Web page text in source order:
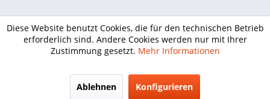
Diese Website benutzt Cookies, die für den technischen Betrieb
erforderlich sind. Andere Cookies werden nur mit Ihrer
Zustimmung gesetzt. Mehr Informationen
Ablehnen Konfigurieren